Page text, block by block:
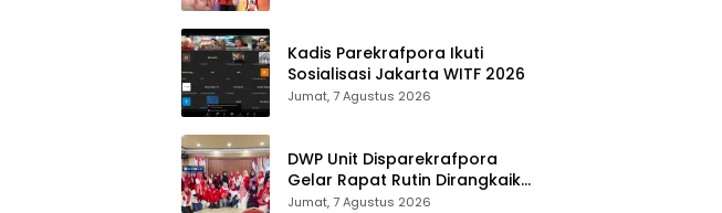
Kadis Parekrafpora Ikuti
Sosialisasi Jakarta WITF 2026
Jumat, 7 Agustus 2026
DWP Unit Disparekrafpora
Gelar Rapat Rutin Dirangkaikan
Edukasi Manajemen Stres
Jumat, 7 Agustus 2026